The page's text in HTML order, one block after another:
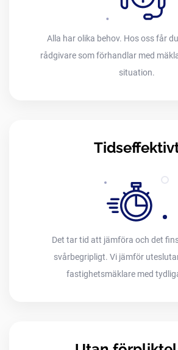
Alla har olika behov. Hos oss får
rådgivare som förhandlar med
situation.
Det tar tid att jämföra och det
svårbegripligt. Vi jämför
fastighetsmäklare med